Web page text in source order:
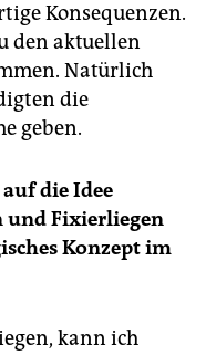
Konsequenzen.
den aktuellen
Natürlich
die
geben.
die Idee
und Fixierliegen
Konzept im
kann ich